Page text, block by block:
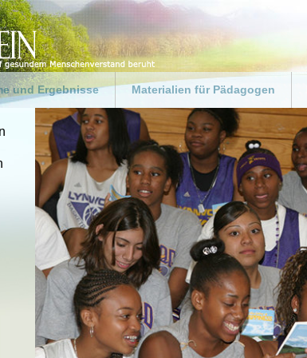
und Ergebnisse
für die
für Fachkräfte im
ein gutes Beispiel
der ganzen Welt
Materialien für Pädagogen
Für Pädagogen und Lehrer
Ressourcen-Kit für
Pädagogen
„Leitfaden für Pädagogen“
zum Herunterladen
Ergebnisse in Schulen